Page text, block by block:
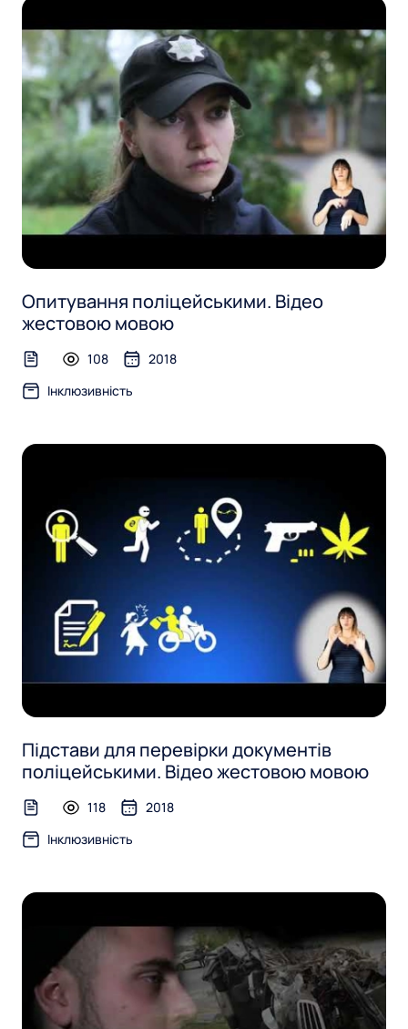
Опитування поліцейськими. Відео
жестовою мовою
text-file108
2018
Інклюзивність
Підстави для перевірки документів
поліцейськими. Відео жестовою мовою
text-file118
2018
Інклюзивність